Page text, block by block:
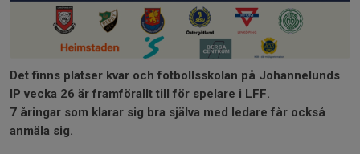
Det finns platser kvar och fotbollsskolan på Johannelunds
IP vecka 26 är framförallt till för spelare i LFF.
7 åringar som klarar sig bra själva med ledare får också
anmäla sig.